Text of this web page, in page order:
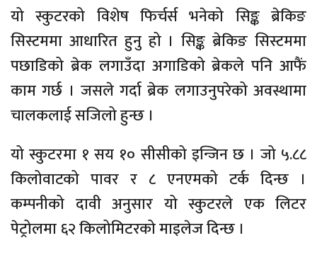
यो स्कुटरको विशेष फिर्चर्स भनेको सिङ्क ब्रेकिङ
सिस्टममा आधारित हुनु हो । सिङ्क ब्रेकिङ सिस्टममा
पछाडिको ब्रेक लगाउँदा अगाडिको ब्रेकले पनि आफैं
काम गर्छ । जसले गर्दा ब्रेक लगाउनुपरेको अवस्थामा
चालकलाई सजिलो हुन्छ ।
यो स्कुटरमा १ सय १० सीसीको इन्जिन छ । जो ५.८८
किलोवाटको पावर र ८ एनएमको टर्क दिन्छ ।
कम्पनीको दावी अनुसार यो स्कुटरले एक लिटर
पेट्रोलमा ६२ किलोमिटरको माइलेज दिन्छ ।